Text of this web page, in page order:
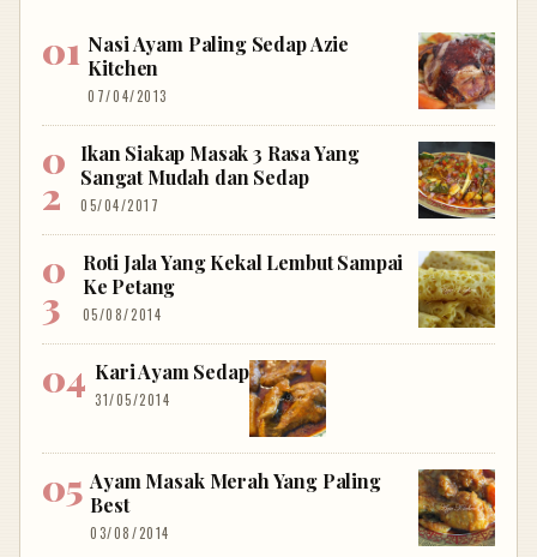
Nasi Ayam Paling Sedap Azie
Kitchen
07/04/2013
Ikan Siakap Masak 3 Rasa Yang
Sangat Mudah dan Sedap
05/04/2017
Roti Jala Yang Kekal Lembut Sampai
Ke Petang
05/08/2014
Kari Ayam Sedap
31/05/2014
Ayam Masak Merah Yang Paling
Best
03/08/2014